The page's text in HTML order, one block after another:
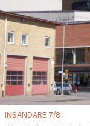
INSÄNDARE 7/8